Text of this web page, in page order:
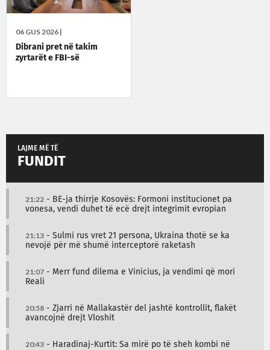
06 GUS 2026 |
Dibrani pret në takim
zyrtarët e FBI-së
LAJME MË TË
FUNDIT
21:22 - BE-ja thirrje Kosovës: Formoni institucionet pa
vonesa, vendi duhet të ecë drejt integrimit evropian
21:13 - Sulmi rus vret 21 persona, Ukraina thotë se ka
nevojë për më shumë interceptorë raketash
21:07 - Merr fund dilema e Vinicius, ja vendimi që mori
Reali
20:58 - Zjarri në Mallakastër del jashtë kontrollit, flakët
avancojnë drejt Vloshit
20:43 - Haradinaj-Kurtit: Sa mirë po të sheh kombi në